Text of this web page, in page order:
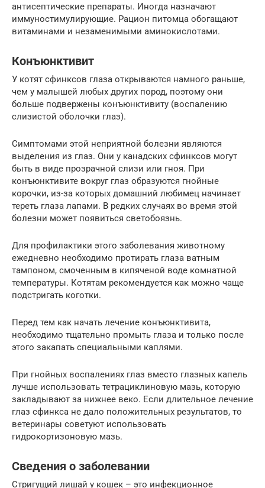
антисептические препараты. Иногда назначают
иммуностимулирующие. Рацион питомца обогащают
витаминами и незаменимыми аминокислотами.
Конъюнктивит
У котят сфинксов глаза открываются намного раньше,
чем у малышей любых других пород, поэтому они
больше подвержены конъюнктивиту (воспалению
слизистой оболочки глаз).
Симптомами этой неприятной болезни являются
выделения из глаз. Они у канадских сфинксов могут
быть в виде прозрачной слизи или гноя. При
конъюнктивите вокруг глаз образуются гнойные
корочки, из-за которых домашний любимец начинает
тереть глаза лапами. В редких случаях во время этой
болезни может появиться светобоязнь.
Для профилактики этого заболевания животному
ежедневно необходимо протирать глаза ватным
тампоном, смоченным в кипяченой воде комнатной
температуры. Котятам рекомендуется как можно чаще
подстригать коготки.
Перед тем как начать лечение конъюнктивита,
необходимо тщательно промыть глаза и только после
этого закапать специальными каплями.
При гнойных воспалениях глаз вместо глазных капель
лучше использовать тетрациклиновую мазь, которую
закладывают за нижнее веко. Если длительное лечение
глаз сфинкса не дало положительных результатов, то
ветеринары советуют использовать
гидрокортизоновую мазь.
Сведения о заболевании
Стригущий лишай у кошек – это инфекционное